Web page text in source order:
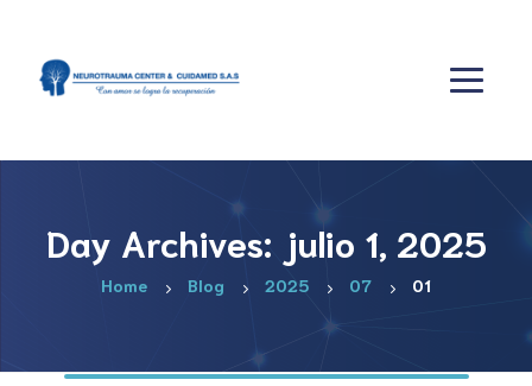
Day Archives: julio 1, 2025
Home Blog 2025 07 01